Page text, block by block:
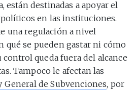
están destinadas a apoyar el
en las instituciones.
una regulación a nivel
qué se pueden gastar ni cómo
control queda fuera del alcance
Tampoco le afectan las
General de Subvenciones, por